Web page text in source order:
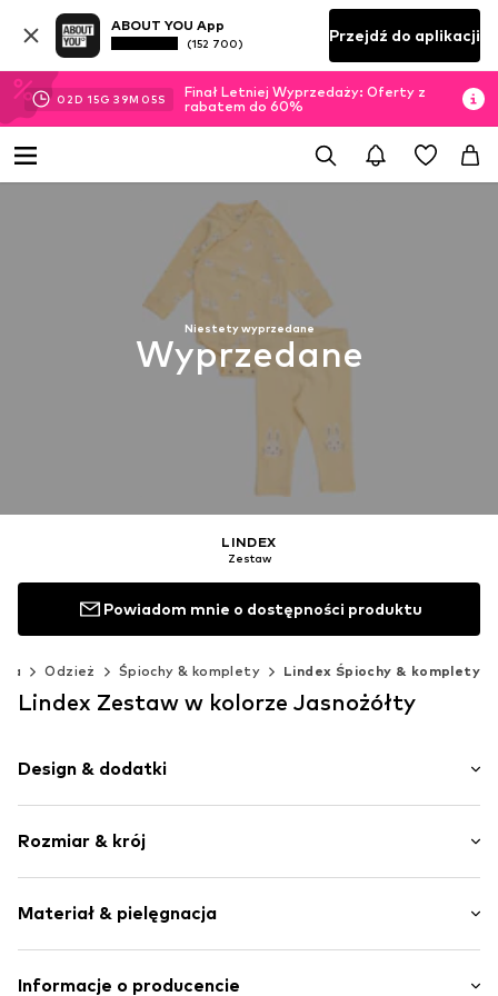
ABOUT YOU App
(152 700) Przejdź do aplikacji
02D 15G 39M 05S
Finał Letniej Wyprzedaży: Oferty z
rabatem do 60%
Niestety wyprzedane
Wyprzedane
LINDEX
Zestaw
Powiadom mnie o dostępności produktu
Odzież Śpiochy & komplety Lindex Śpiochy & komplety
Lindex Zestaw w kolorze Jasnożółty
Design & dodatki
Obszyte brzegi
Elastyczne zakończenie/szew
Miękki w dotyku
Zaciśnięcie guzika
Rozmiar & krój
Długość: Długi / Maxi
Krój: Normalny krój
Materiał & pielęgnacja
Materiał: 95% Bawełna, 5% Elastan
Informacje o producencie